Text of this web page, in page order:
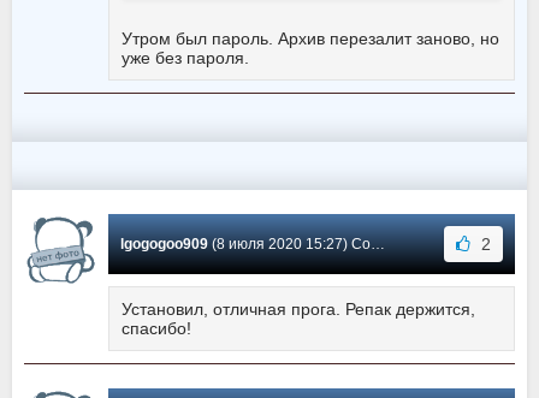
Утром был пароль. Архив перезалит заново, но
уже без пароля.
lgogogoo909(8 июля 2020 15:27) Сообщение #7 2
Установил, отличная прога. Репак держится,
спасибо!